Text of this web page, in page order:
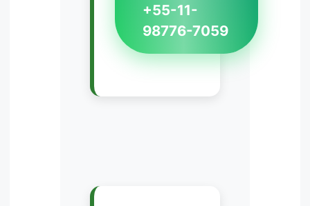
+55-11-
98776-7059